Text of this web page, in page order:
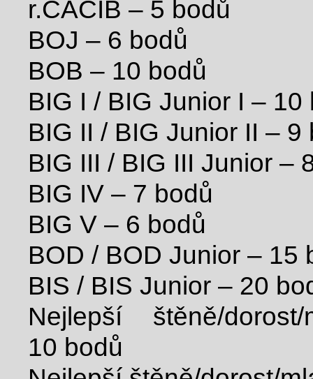
r.CACIB – 5 bodů
BOJ – 6 bodů
BOB – 10 bodů
BIG I / BIG Junior I – 10
BIG II / BIG Junior II – 9
BIG III / BIG III Junior –
BIG IV – 7 bodů
BIG V – 6 bodů
BOD / BOD Junior – 15
BIS / BIS Junior – 20
Nejlepší štěně/
10 bodů